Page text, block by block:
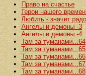
Право на счастье
Герои нашего
Любить - значит
Ангелы и демоны -3
Ангелы и демоны -4
Там за туманами...64
Там за туманами...65
Там за туманами...66
Там за туманами...67
Там за туманами...68